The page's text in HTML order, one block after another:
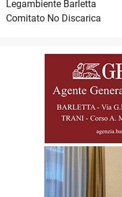
Legambiente Barletta
Comitato No Discarica